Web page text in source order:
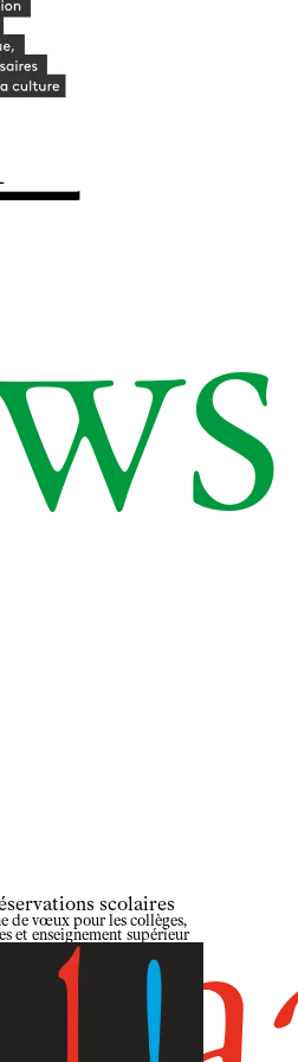
scolaires
de vœux pour les collèges,
et enseignement supérieur
national